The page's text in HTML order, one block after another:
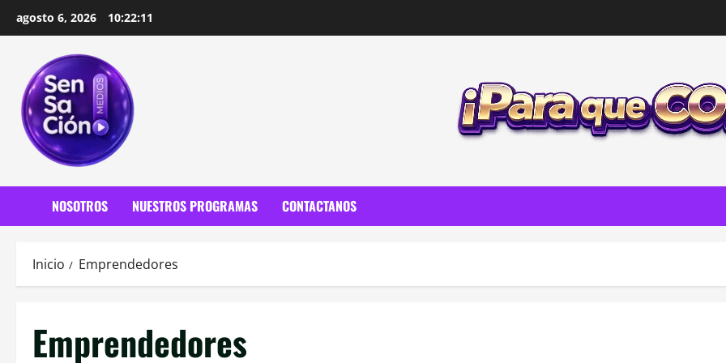
agosto 6, 2026 10:22:12
NOSOTROS NUESTROS PROGRAMAS CONTACTANOS
Inicio Emprendedores
Emprendedores